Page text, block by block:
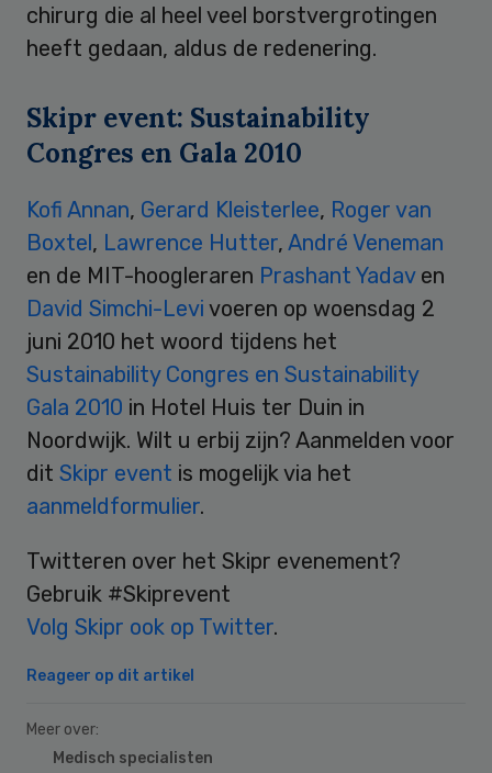
chirurg die al heel veel borstvergrotingen
heeft gedaan, aldus de redenering.
Skipr event: Sustainability
Congres en Gala 2010
Kofi Annan, Gerard Kleisterlee, Roger van
Boxtel , Lawrence Hutter, André Veneman
en de MIT-hoogleraren Prashant Yadav en
David Simchi-Levi voeren op woensdag 2
juni 2010 het woord tijdens het
Sustainability Congres en Sustainability
Gala 2010 in Hotel Huis ter Duin in
Noordwijk. Wilt u erbij zijn? Aanmelden voor
dit Skipr event is mogelijk via het
aanmeldformulier.
Twitteren over het Skipr evenement?
Gebruik #Skiprevent
Volg Skipr ook op Twitter.
Reageer op dit artikel
Meer over:
Medisch specialisten